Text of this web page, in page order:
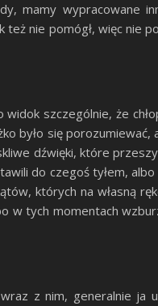
mamy wypracowane
też nie pomógł, więc nie
szczególnie, że
było się porozumiewać,
dźwięki, które
do czegoś tyłem,
których na własną
w tych momentach
z nim, generalnie ja